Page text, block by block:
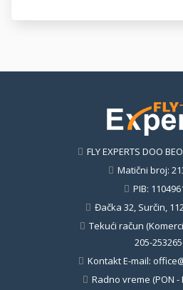
FLY EXPERTS DOO
Matični broj:
PIB:
Đačka 32, Surčin,
Tekući račun
205-
Kontakt E-mail:
Radno vreme (PON -